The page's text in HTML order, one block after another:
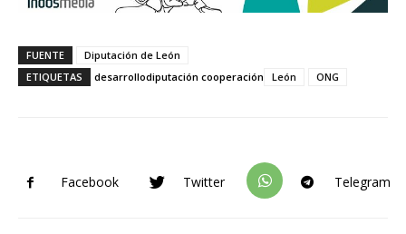
FUENTE
Diputación de León
ETIQUETAS
desarrollodiputación cooperación León ONG
Facebook Twitter Telegram